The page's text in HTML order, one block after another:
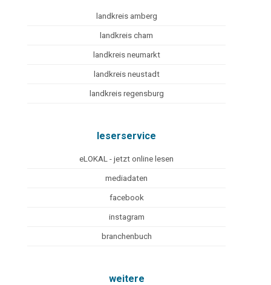
landkreis amberg
landkreis cham
landkreis neumarkt
landkreis neustadt
landkreis regensburg
leserservice
eLOKAL - jetzt online lesen
mediadaten
facebook
instagram
branchenbuch
weitere